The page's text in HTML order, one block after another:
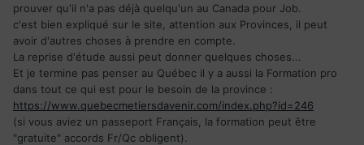
prouver qu'il n'a pas déjà quelqu'un au Canada pour Job.
c'est bien expliqué sur le site, attention aux Provinces, il peut
avoir d'autres choses à prendre en compte.
La reprise d'étude aussi peut donner quelques choses...
Et je termine pas penser au Québec il y a aussi la Formation pro
dans tout ce qui est pour le besoin de la province :
https://www.quebecmetiersdavenir.com/index.php?id=246
(si vous aviez un passeport Français, la formation peut être
"gratuite" accords Fr/Qc obligent).